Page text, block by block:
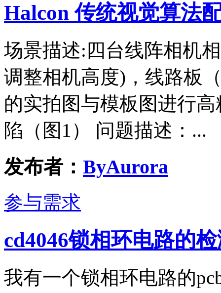
Halcon 传统视觉算法
场景描述:四台线阵相机
调整相机高度)，线路板
的实拍图与模板图进行
陷（图1） 问题描述：...
发布者： ByAurora
参与需求
cd4046锁相环电路的
我有一个锁相环电路的